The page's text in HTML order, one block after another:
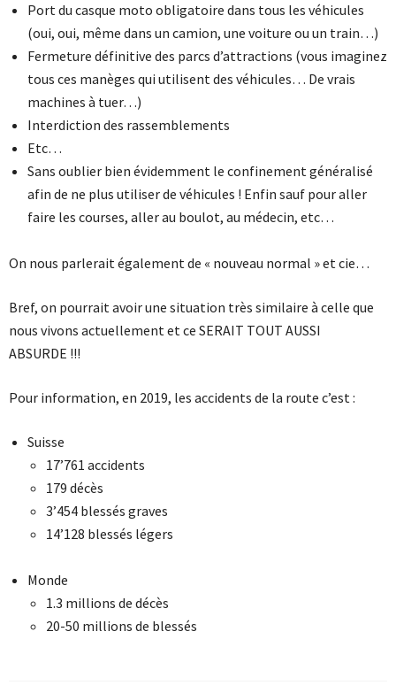
Port du casque moto obligatoire dans tous les véhicules
(oui, oui, même dans un camion, une voiture ou un train…)
Fermeture définitive des parcs d’attractions (vous imaginez
tous ces manèges qui utilisent des véhicules… De vrais
machines à tuer…)
Interdiction des rassemblements
Etc…
Sans oublier bien évidemment le confinement généralisé
afin de ne plus utiliser de véhicules ! Enfin sauf pour aller
faire les courses, aller au boulot, au médecin, etc…
On nous parlerait également de « nouveau normal » et cie…
Bref, on pourrait avoir une situation très similaire à celle que
nous vivons actuellement et ce SERAIT TOUT AUSSI
ABSURDE !!!
Pour information, en 2019, les accidents de la route c’est :
Suisse
17’761 accidents
179 décès
3’454 blessés graves
14’128 blessés légers
Monde
1.3 millions de décès
20-50 millions de blessés